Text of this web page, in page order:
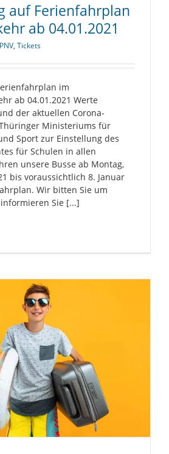
auf Ferienfahrplan
ab 04.01.2021
, Tickets
im
ab 04.01.2021 Werte
der aktuellen Corona-
Ministeriums für
Sport zur Einstellung des
für Schulen in allen
unsere Busse ab Montag,
bis voraussichtlich 8. Januar
Wir bitten Sie um
Sie [...]